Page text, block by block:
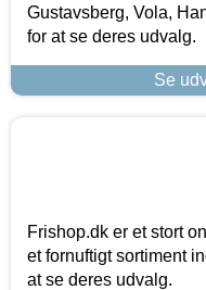
Gustavsberg, Vola,
for at se deres udvalg.
Se
Frishop.dk er et stort
et fornuftigt sortiment
at se deres udvalg.